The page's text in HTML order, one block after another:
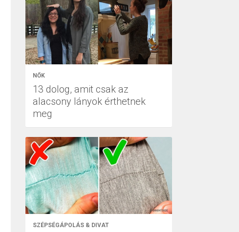
NŐK
13 dolog, amit csak az
alacsony lányok érthetnek
meg
SZÉPSÉGÁPOLÁS & DIVAT